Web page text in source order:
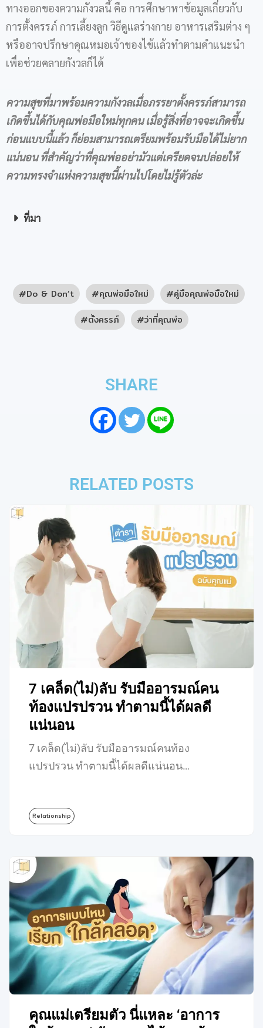
ทางออกของความกังวลนี้ คือ การศึกษาหาข้อมูลเกี่ยวกับ
การตั้งครรภ์ การเลี้ยงลูก วิธีดูแลร่างกาย อาหารเสริมต่าง ๆ
หรืออาจปรึกษาคุณหมอเจ้าของไข้แล้วทำตามคำแนะนำ
เพื่อช่วยคลายกังวลก็ได้
ความสุขที่มาพร้อมความกังวลเมื่อภรรยาตั้งครรภ์สามารถ
เกิดขึ้นได้กับคุณพ่อมือใหม่ทุกคน เมื่อรู้สิ่งที่อาจจะเกิดขึ้น
ก่อนแบบนี้แล้ว ก็ย่อมสามารถเตรียมพร้อมรับมือได้ไม่ยาก
แน่นอน ที่สำคัญว่าที่คุณพ่ออย่ามัวแต่เครียดจนปล่อยให้
ความทรงจำแห่งความสุขนี้ผ่านไปโดยไม่รู้ตัวล่ะ
ที่มา
Do & Don’t คุณพ่อมือใหม่
คู่มือคุณพ่อมือใหม่
ตั้งครรภ์
ว่าที่คุณพ่อ
SHARE
RELATED POSTS
7 เคล็ด(ไม่)ลับ รับมืออารมณ์คน
ท้องแปรปรวน ทำตามนี้ได้ผลดี
แน่นอน
7 เคล็ด(ไม่)ลับ รับมืออารมณ์คนท้อง
แปรปรวน ทำตามนี้ได้ผลดีแน่นอน…
Relationship
คุณแม่เตรียมตัว นี่แหละ ‘อาการ